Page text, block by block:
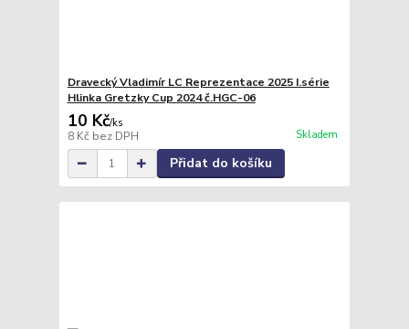
Dravecký Vladimír LC Reprezentace 2025 I.série
Hlinka Gretzky Cup 2024 č.HGC-06
10 Kč/ks
8 Kč bez DPH Skladem
Přidat do košíku